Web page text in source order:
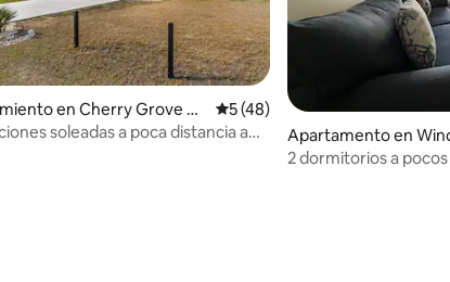
5 de 5, 25 reseñas
en Cherry Grove Be
Calificación promedio: 5 de 5,
5 (48)
soleadas a poca distancia a
Apartamento en
h
2 dormitorios a pocos